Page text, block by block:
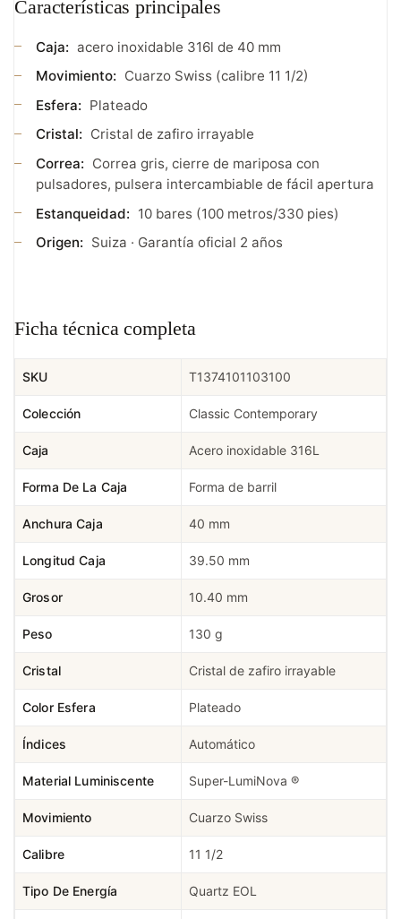
Características principales
Caja: acero inoxidable 316l de 40 mm
Movimiento: Cuarzo Swiss (calibre 11 1/2)
Esfera: Plateado
Cristal: Cristal de zafiro irrayable
Correa: Correa gris, cierre de mariposa con
pulsadores, pulsera intercambiable de fácil apertura
Estanqueidad: 10 bares (100 metros/330 pies)
Origen: Suiza · Garantía oficial 2 años
Ficha técnica completa
SKU T1374101103100
Colección Classic Contemporary
Caja Acero inoxidable 316L
Forma De La Caja Forma de barril
Anchura Caja 40 mm
Longitud Caja 39.50 mm
Grosor 10.40 mm
Peso 130 g
Cristal Cristal de zafiro irrayable
Color Esfera Plateado
Índices Automático
Material Luminiscente Super-LumiNova ®
Movimiento Cuarzo Swiss
Calibre 11 1/2
Tipo De Energía Quartz EOL